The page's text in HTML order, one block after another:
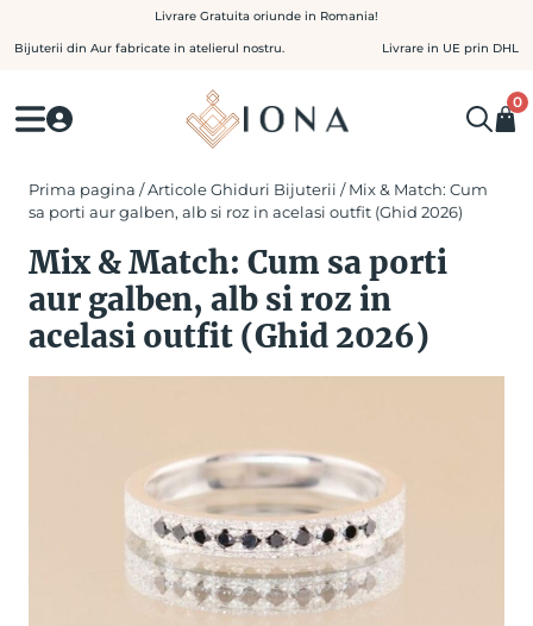
to
Livrare Gratuita oriunde in Romania!
Bijuterii din Aur fabricate in atelierul nostru. Livrare in UE prin DHL
0
Prima pagina /Articole Ghiduri Bijuterii / Mix & Match: Cum
sa porti aur galben, alb si roz in acelasi outfit (Ghid 2026)
Mix & Match: Cum sa porti
aur galben, alb si roz in
acelasi outfit (Ghid 2026)